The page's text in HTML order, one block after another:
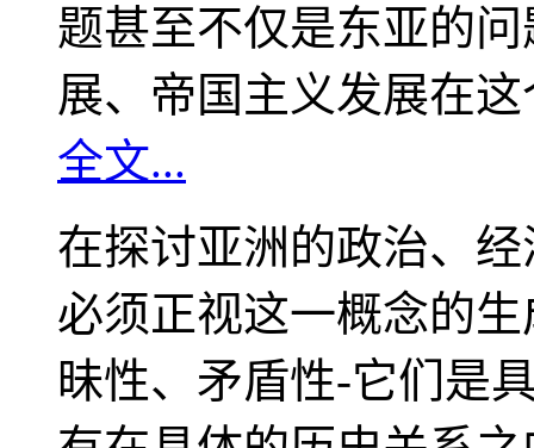
题甚至不仅是东亚的
展、帝国主义发展在
全文...
在探讨亚洲的政治、
必须正视这一概念的
昧性、矛盾性-它们是